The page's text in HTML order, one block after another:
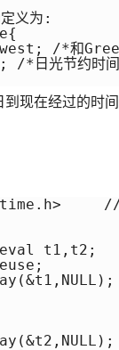
义为:
/*和
光节约时间
现在经过的时
　　　//
t1,t2;